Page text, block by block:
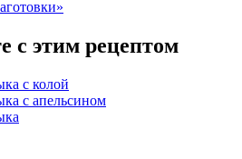
с этим рецептом
с колой
с апельсином